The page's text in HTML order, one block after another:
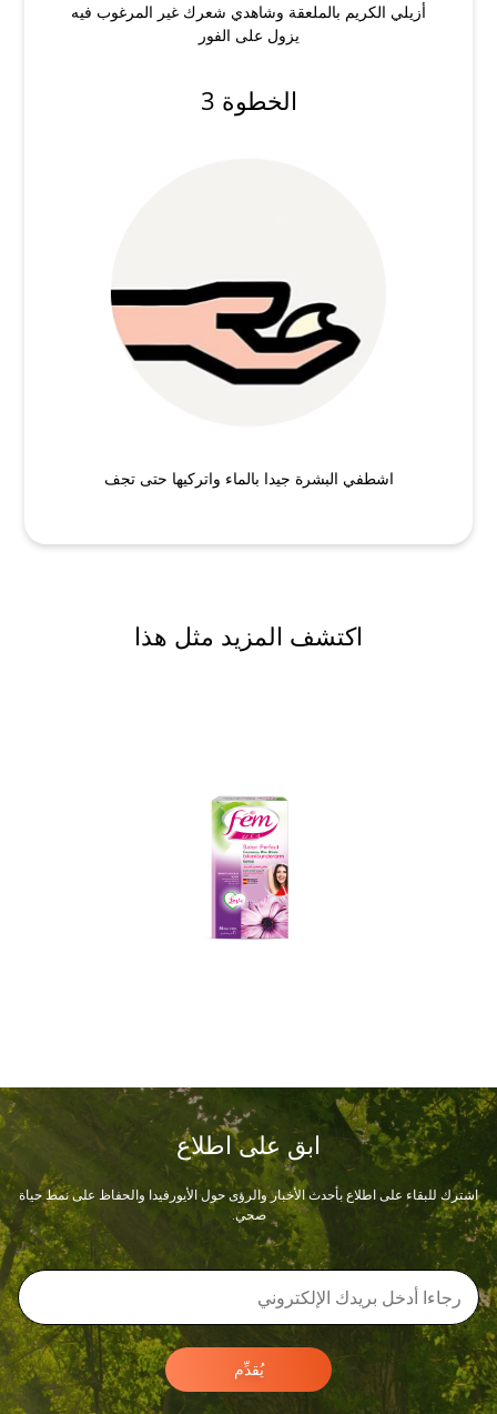
أزيلي الكريم بالملعقة وشاهدي شعرك غير المرغوب فيه
يزول على الفور
الخطوة 3
اشطفي البشرة جيدا بالماء واتركيها حتى تجف
اكتشف المزيد مثل هذا
ابق على اطلاع
اشترك للبقاء على اطلاع بأحدث الأخبار والرؤى حول الأيورفيدا والحفاظ على نمط حياة
صحي.
يُقدِّم